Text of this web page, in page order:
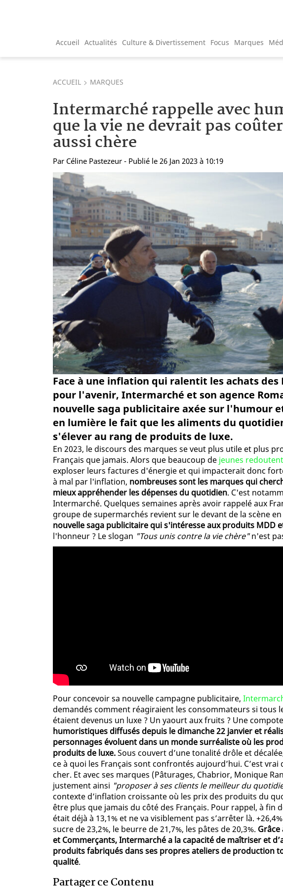
Accueil Actualités Culture & Divertissement Focus Marques
ACCUEIL MARQUES
Intermarché rappelle avec
que la vie ne devrait pas coûter
aussi chère
Par Céline Pastezeur - Publié le 26 Jan 2023 à 10:19
Face à une inflation qui ralentit les achats
pour l'avenir, Intermarché et son agence
nouvelle saga publicitaire axée sur l'humour
en lumière le fait que les aliments du
s'élever au rang de produits de luxe.
En 2023, le discours des marques se veut plus utile et plus
Français que jamais. Alors que beaucoup de jeunes
exploser leurs factures d'énergie et qui impacterait donc
à mal par l'inflation, nombreuses sont les marques qui
mieux appréhender les dépenses du quotidien. C'est
Intermarché. Quelques semaines après avoir rappelé aux
groupe de supermarchés revient sur le devant de la scène
nouvelle saga publicitaire qui s'intéresse aux produits MDD
l'honneur ? Le slogan "Tous unis contre la vie chère"n'est
Pour concevoir sa nouvelle campagne publicitaire,
demandés comment réagiraient les consommateurs si tous
étaient devenus un luxe ? Un yaourt aux fruits ? Une
humoristiques diffusés depuis le dimanche 22 janvier et
personnages évoluent dans un monde surréaliste où les
produits de luxe.Sous couvert d’une tonalité drôle et
ce à quoi les Français sont confrontés aujourd’hui. C’est
cher. Et avec ses marques (Pâturages, Chabrior, Monique
justement ainsi "proposer à ses clients le meilleur du
contexte d’inflation croissante où les prix des produits du
être plus que jamais du côté des Français. Pour rappel, à fin
était déjà à 13,1% et ne va visiblement pas s’arrêter là.
sucre de 23,2%, le beurre de 21,7%, les pâtes de 20,3%.
et Commerçants, Intermarché a la capacité de maîtriser et
produits fabriqués dans ses propres ateliers de production
qualité.
Partager ce Contenu